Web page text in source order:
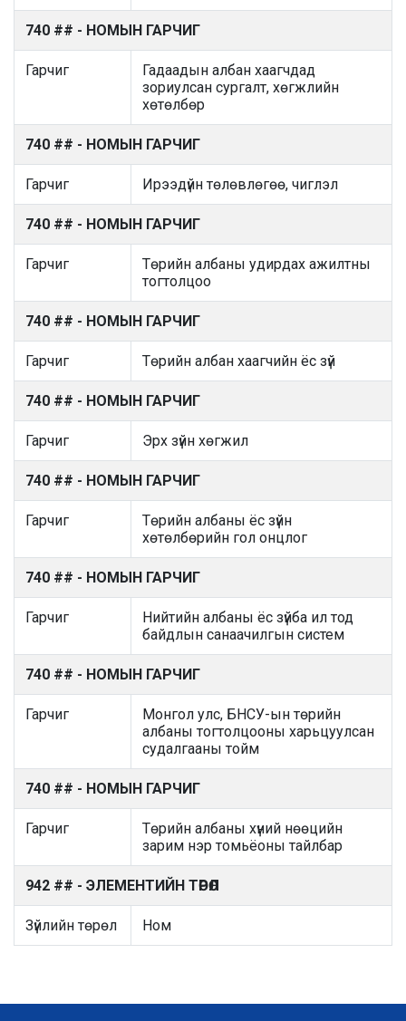
740 ## - НОМЫН ГАРЧИГ
Гарчиг
Гадаадын албан хаагчдад
зориулсан сургалт, хөгжлийн
хөтөлбөр
740 ## - НОМЫН ГАРЧИГ
Гарчиг Ирээдүйн төлөвлөгөө, чиглэл
740 ## - НОМЫН ГАРЧИГ
Гарчиг
Төрийн албаны удирдах ажилтны
тогтолцоо
740 ## - НОМЫН ГАРЧИГ
Гарчиг Төрийн албан хаагчийн ёс зүй
740 ## - НОМЫН ГАРЧИГ
Гарчиг Эрх зүйн хөгжил
740 ## - НОМЫН ГАРЧИГ
Гарчиг
Төрийн албаны ёс зүйн
хөтөлбөрийн гол онцлог
740 ## - НОМЫН ГАРЧИГ
Гарчиг
Нийтийн албаны ёс зүйба ил тод
байдлын санаачилгын систем
740 ## - НОМЫН ГАРЧИГ
Гарчиг
Монгол улс, БНСУ-ын төрийн
албаны тогтолцооны харьцуулсан
судалгааны тойм
740 ## - НОМЫН ГАРЧИГ
Гарчиг
Төрийн албаны хүний нөөцийн
зарим нэр томьёоны тайлбар
942 ## - ЭЛЕМЕНТИЙН ТӨРӨЛ
Зүйлийн төрөл Ном